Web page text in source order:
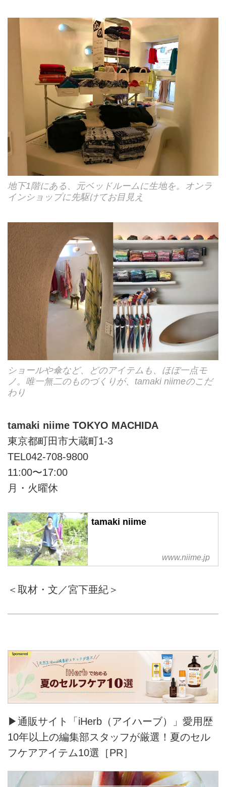
地下1階にある、元ベッドルームに生地を。オンラ
インショップに先駆けてお目見え
ショールや傘など、どのアイテムも、ほぼ一点モ
ノ。唯一無二のものづくりが、tamaki niimeのこだ
わり
tamaki niime TOKYO MACHIDA
東京都町田市大蔵町1-3
TEL042-708-9800
11:00〜17:00
月・火曜休
tamaki niime
www.niime.jp
＜取材・文／宮下亜紀＞
▶通販サイト「iHerb（アイハーブ）」愛用歴
10年以上の編集部スタッフが厳選！夏のセル
フケアアイテム10選［PR］